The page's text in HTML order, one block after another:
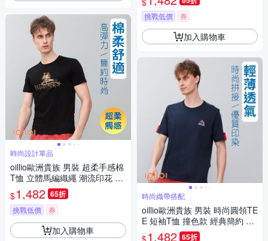
時尚設計單品
oillio歐洲貴族 男裝 超柔手感棉
T恤 立體馬編織繩 潮流印花 黑
色 男女裝 法國品牌
$1,482 65折
挑戰低價 券
加入購物車
挑戰低價 券
加入購物車
時尚織帶搭配
oillio歐洲貴族 男裝 時尚圓領TE
E 短袖T恤 撞色款 經典簡約 棉
透氣 彈力 藏青色 法國品牌 有
1,482 65折